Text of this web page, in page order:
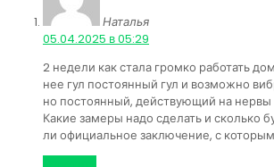
Наталья
05.04.2025 в 05:29
2 недели как стала громко работать
нее гул постоянный гул и возможно
но постоянный, действующий на нервы
Какие замеры надо сделать и сколько
ли официальное заключение, с